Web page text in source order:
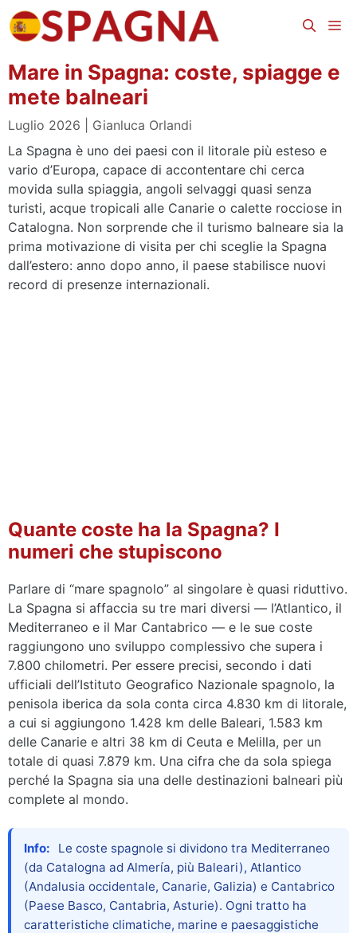
Vai
contenuto
Mare in Spagna: coste, spiagge e
mete balneari
Luglio 2026
Gianluca Orlandi
La Spagna è uno dei paesi con il litorale più esteso e
vario d’Europa, capace di accontentare chi cerca
movida sulla spiaggia, angoli selvaggi quasi senza
turisti, acque tropicali alle Canarie o calette rocciose in
Catalogna. Non sorprende che il turismo balneare sia la
prima motivazione di visita per chi sceglie la Spagna
dall’estero: anno dopo anno, il paese stabilisce nuovi
record di presenze internazionali.
Quante coste ha la Spagna? I
numeri che stupiscono
Parlare di “mare spagnolo” al singolare è quasi riduttivo.
La Spagna si affaccia su tre mari diversi — l’Atlantico, il
Mediterraneo e il Mar Cantabrico — e le sue coste
raggiungono uno sviluppo complessivo che supera i
7.800 chilometri. Per essere precisi, secondo i dati
ufficiali dell’Istituto Geografico Nazionale spagnolo, la
penisola iberica da sola conta circa 4.830 km di litorale,
a cui si aggiungono 1.428 km delle Baleari, 1.583 km
delle Canarie e altri 38 km di Ceuta e Melilla, per un
totale di quasi 7.879 km. Una cifra che da sola spiega
perché la Spagna sia una delle destinazioni balneari più
complete al mondo.
Info:
Le coste spagnole si dividono tra Mediterraneo
(da Catalogna ad Almería, più Baleari), Atlantico
(Andalusia occidentale, Canarie, Galizia) e Cantabrico
(Paese Basco, Cantabria, Asturie). Ogni tratto ha
caratteristiche climatiche, marine e paesaggistiche